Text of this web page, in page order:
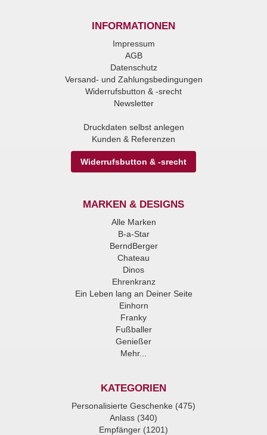
INFORMATIONEN
Impressum
AGB
Datenschutz
Versand- und Zahlungsbedingungen
Widerrufsbutton & -srecht
Newsletter
Druckdaten selbst anlegen
Kunden & Referenzen
Widerrufsbutton & -srecht
MARKEN & DESIGNS
Alle Marken
B-a-Star
BerndBerger
Chateau
Dinos
Ehrenkranz
Ein Leben lang an Deiner Seite
Einhorn
Franky
Fußballer
Genießer
Mehr...
KATEGORIEN
Personalisierte Geschenke (475)
Anlass (340)
Empfänger (1201)